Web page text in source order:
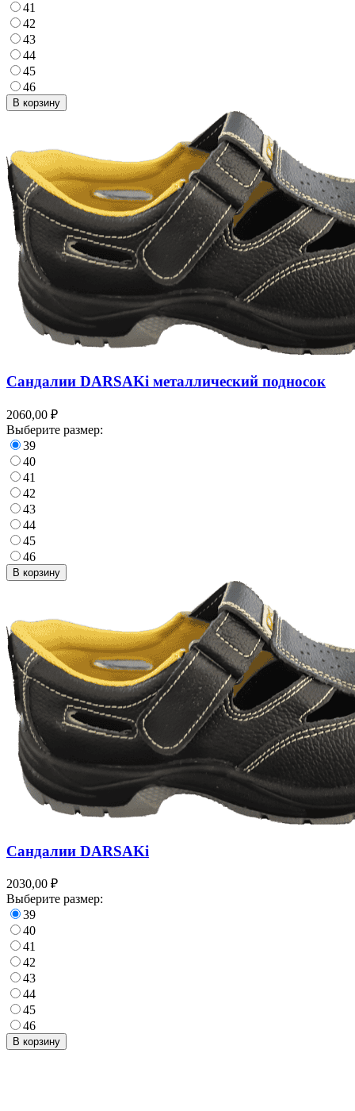
41
42
43
44
45
46
В корзину
Сандалии DARSAKi металлический подносок
2060,00 ₽
Выберите размер:
39
40
41
42
43
44
45
46
В корзину
Сандалии DARSAKi
2030,00 ₽
Выберите размер:
39
40
41
42
43
44
45
46
В корзину